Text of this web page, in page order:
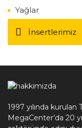
Yağlar
İnsertlerimiz
1997 yılında kurulan
MegaCenter’da 20